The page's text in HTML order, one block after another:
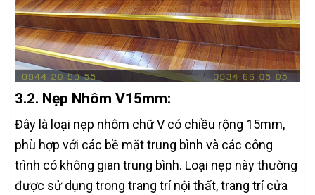
3.2. Nẹp Nhôm V15mm:
Đây là loại nẹp nhôm chữ V có chiều rộng 15mm,
phù hợp với các bề mặt trung bình và các công
trình có không gian trung bình. Loại nẹp này thường
được sử dụng trong trang trí nội thất, trang trí cửa